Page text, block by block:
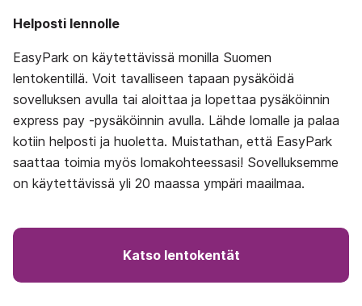
Helposti lennolle
EasyPark on käytettävissä monilla Suomen
lentokentillä. Voit tavalliseen tapaan pysäköidä
sovelluksen avulla tai aloittaa ja lopettaa pysäköinnin
express pay -pysäköinnin avulla. Lähde lomalle ja palaa
kotiin helposti ja huoletta. Muistathan, että EasyPark
saattaa toimia myös lomakohteessasi! Sovelluksemme
on käytettävissä yli 20 maassa ympäri maailmaa.
Katso lentokentät